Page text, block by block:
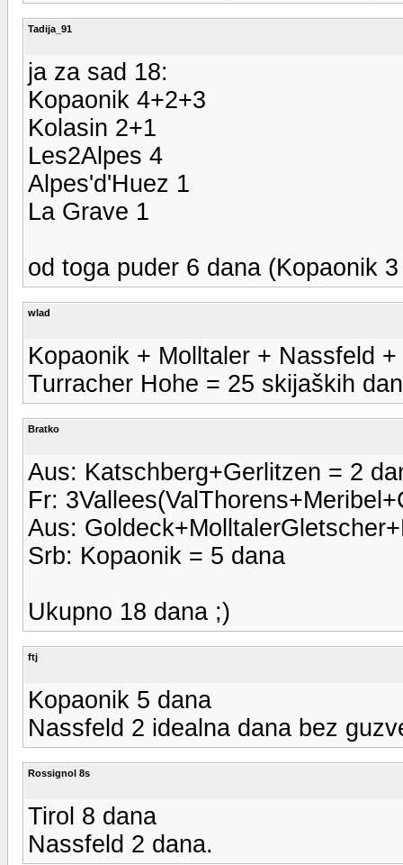
Tadija_91
ja za sad 18:
Kopaonik 4+2+3
Kolasin 2+1
Les2Alpes 4
Alpes'd'Huez 1
La Grave 1
od toga puder 6 dana (Kopaonik
wlad
Kopaonik + Molltaler + Nassfeld
Turracher Hohe = 25 skijaških
Bratko
Aus: Katschberg+Gerlitzen = 2
Fr:
Aus:
Srb: Kopaonik = 5 dana
Ukupno 18 dana ;)
ftj
Kopaonik 5 dana
Nassfeld 2 idealna dana bez
Rossignol 8s
Tirol 8 dana
Nassfeld 2 dana.